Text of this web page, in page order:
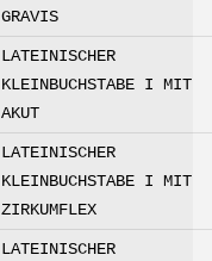
GRAVIS
LATEINISCHER
KLEINBUCHSTABE I MIT
AKUT
LATEINISCHER
KLEINBUCHSTABE I MIT
ZIRKUMFLEX
LATEINISCHER